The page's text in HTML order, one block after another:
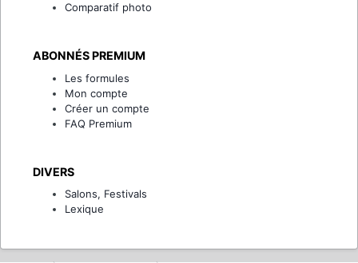
Comparatif photo
ABONNÉS PREMIUM
Les formules
Mon compte
Créer un compte
FAQ Premium
DIVERS
Salons, Festivals
Lexique